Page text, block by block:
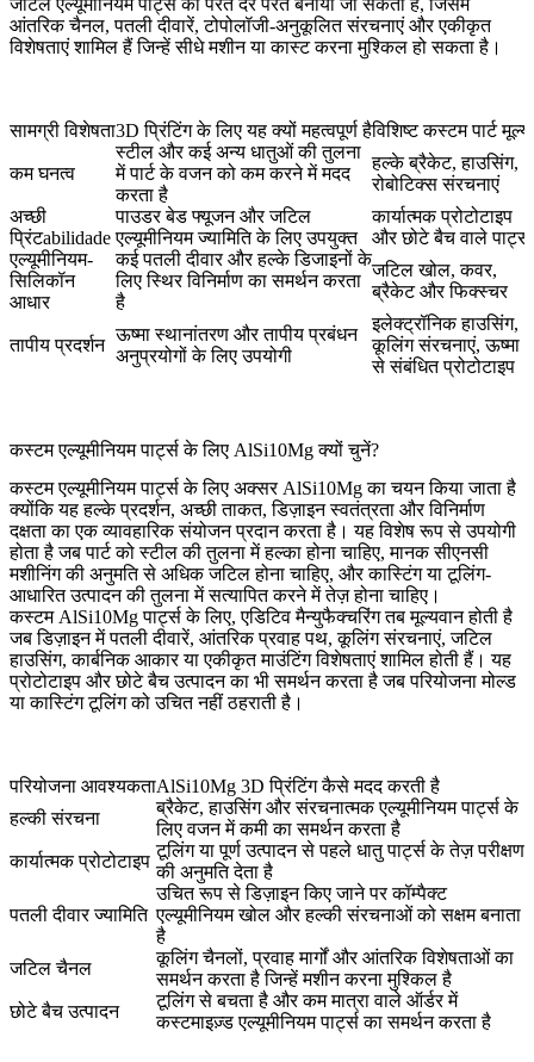
जटिल एल्यूमीनियम पार्ट्स को परत दर परत बनाया जा सकता है, जिसमें
आंतरिक चैनल, पतली दीवारें, टोपोलॉजी-अनुकूलित संरचनाएं और एकीकृत
विशेषताएं शामिल हैं जिन्हें सीधे मशीन या कास्ट करना मुश्किल हो सकता है।
सामग्री विशेषता3D प्रिंटिंग के लिए यह क्यों महत्वपूर्ण हैविशिष्ट कस्टम पार्ट मूल्य
कम घनत्व
स्टील और कई अन्य धातुओं की तुलना
में पार्ट के वजन को कम करने में मदद
करता है
हल्के ब्रैकेट, हाउसिंग,
रोबोटिक्स संरचनाएं
अच्छी
प्रिंटabilidade
पाउडर बेड फ्यूजन और जटिल
एल्यूमीनियम ज्यामिति के लिए उपयुक्त
कार्यात्मक प्रोटोटाइप
और छोटे बैच वाले पार्ट्स
एल्यूमीनियम-
सिलिकॉन
आधार
कई पतली दीवार और हल्के डिजाइनों के
लिए स्थिर विनिर्माण का समर्थन करता
है
जटिल खोल, कवर,
ब्रैकेट और फिक्स्चर
तापीय प्रदर्शन
ऊष्मा स्थानांतरण और तापीय प्रबंधन
अनुप्रयोगों के लिए उपयोगी
इलेक्ट्रॉनिक हाउसिंग,
कूलिंग संरचनाएं, ऊष्मा
से संबंधित प्रोटोटाइप
कस्टम एल्यूमीनियम पार्ट्स के लिए AlSi10Mg क्यों चुनें?
कस्टम एल्यूमीनियम पार्ट्स के लिए अक्सर AlSi10Mg का चयन किया जाता है
क्योंकि यह हल्के प्रदर्शन, अच्छी ताकत, डिज़ाइन स्वतंत्रता और विनिर्माण
दक्षता का एक व्यावहारिक संयोजन प्रदान करता है। यह विशेष रूप से उपयोगी
होता है जब पार्ट को स्टील की तुलना में हल्का होना चाहिए, मानक सीएनसी
मशीनिंग की अनुमति से अधिक जटिल होना चाहिए, और कास्टिंग या टूलिंग-
आधारित उत्पादन की तुलना में सत्यापित करने में तेज़ होना चाहिए।
कस्टम AlSi10Mg पार्ट्स के लिए, एडिटिव मैन्युफैक्चरिंग तब मूल्यवान होती है
जब डिज़ाइन में पतली दीवारें, आंतरिक प्रवाह पथ, कूलिंग संरचनाएं, जटिल
हाउसिंग, कार्बनिक आकार या एकीकृत माउंटिंग विशेषताएं शामिल होती हैं। यह
प्रोटोटाइप और छोटे बैच उत्पादन का भी समर्थन करता है जब परियोजना मोल्ड
या कास्टिंग टूलिंग को उचित नहीं ठहराती है।
परियोजना आवश्यकताAlSi10Mg 3D प्रिंटिंग कैसे मदद करती है
हल्की संरचना
ब्रैकेट, हाउसिंग और संरचनात्मक एल्यूमीनियम पार्ट्स के
लिए वजन में कमी का समर्थन करता है
कार्यात्मक प्रोटोटाइप
टूलिंग या पूर्ण उत्पादन से पहले धातु पार्ट्स के तेज़ परीक्षण
की अनुमति देता है
पतली दीवार ज्यामिति
उचित रूप से डिज़ाइन किए जाने पर कॉम्पैक्ट
एल्यूमीनियम खोल और हल्की संरचनाओं को सक्षम बनाता
है
जटिल चैनल
कूलिंग चैनलों, प्रवाह मार्गों और आंतरिक विशेषताओं का
समर्थन करता है जिन्हें मशीन करना मुश्किल है
छोटे बैच उत्पादन
टूलिंग से बचता है और कम मात्रा वाले ऑर्डर में
कस्टमाइज़्ड एल्यूमीनियम पार्ट्स का समर्थन करता है